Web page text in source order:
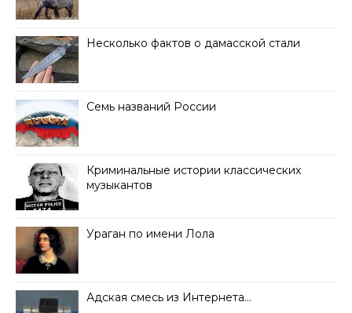
Несколько фактов о дамасской стали
Семь названий России
Криминальные истории классических
музыкантов
Ураган по имени Лола
Адская смесь из Интернета…